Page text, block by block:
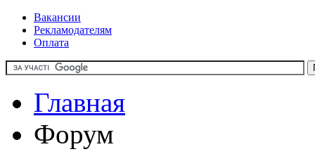
Вакансии
Рекламодателям
Оплата
Главная
Форум